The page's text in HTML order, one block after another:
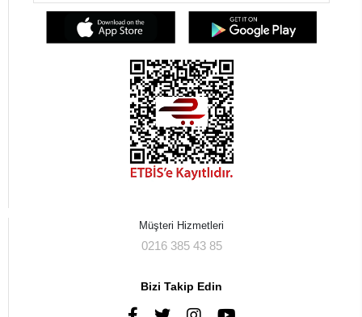
Müşteri Hizmetleri
0216 385 43 85
Bizi Takip Edin